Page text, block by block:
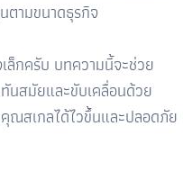
ามขนาดธุรกิจ
ล็กครับ บทความนี้จะช่วย
นสมัยและขับเคลื่อนด้วย
ณสเกลได้ไวขึ้นและปลอดภัย